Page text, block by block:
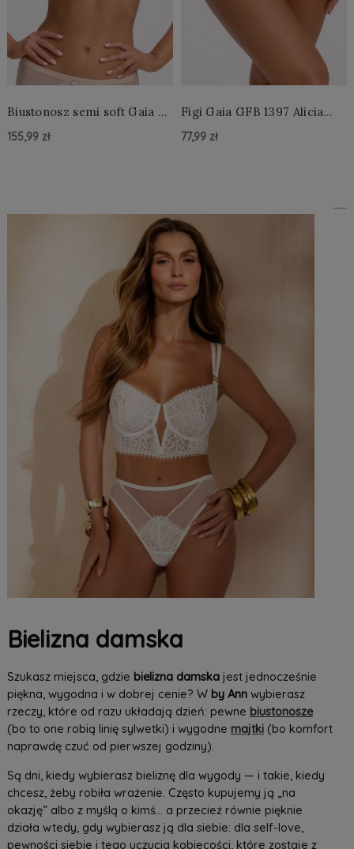
Biustonosz semi soft Gaia BS
155,99 zł
Figi Gaia GFB 1397 Alicia
77,99 zł
Bielizna damska
Szukasz miejsca, gdzie bielizna damskajest jednocześnie
piękna, wygodna i w dobrej cenie? W by Annwybierasz
rzeczy, które od razu układają dzień: pewne biustonosze
(bo to one robią linię sylwetki) i wygodne majtki(bo komfort
naprawdę czuć od pierwszej godziny).
Są dni, kiedy wybierasz bieliznę dla wygody — i takie, kiedy
chcesz, żeby robiła wrażenie. Często kupujemy ją „na
okazję” albo z myślą o kimś… a przecież równie pięknie
działa wtedy, gdy wybierasz ją dla siebie: dla self-love,
pewności siebie i tego uczucia kobiecości, które zostaje z